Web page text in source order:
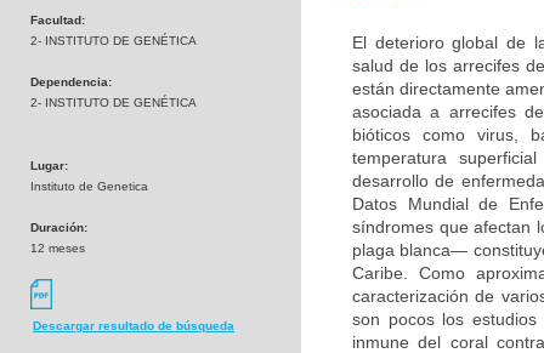
Facultad:
2- INSTITUTO DE GENÉTICA
Dependencia:
2- INSTITUTO DE GENÉTICA
Lugar:
Instituto de Genetica
Duración:
12 meses
Descargar resultado de búsqueda
El deterioro global de
salud de los arrecifes
están directamente
asociada a arrecifes
bióticos como virus,
temperatura
desarrollo de
Datos Mundial de
síndromes que afectan
plaga blanca—
Caribe. Como
caracterización de
son pocos los
inmune del coral